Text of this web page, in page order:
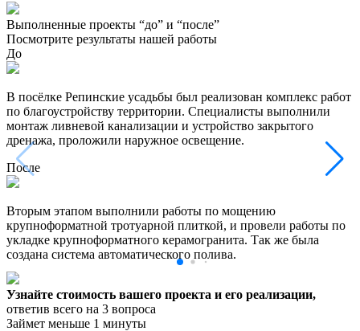
Выполненные проекты “до” и “после”
Посмотрите результаты нашей работы
До
В посёлке Репинские усадьбы был реализован комплекс работ
по благоустройству территории. Специалисты выполнили
монтаж ливневой канализации и устройство закрытого
дренажа, проложили наружное освещение.
После
Вторым этапом выполнили работы по мощению
крупноформатной тротуарной плиткой, и провели работы по
укладке крупноформатного керамогранита. Так же была
создана система автоматического полива.
Узнайте стоимость вашего проекта и его реализации,
ответив всего на 3 вопроса
Займет меньше 1 минуты